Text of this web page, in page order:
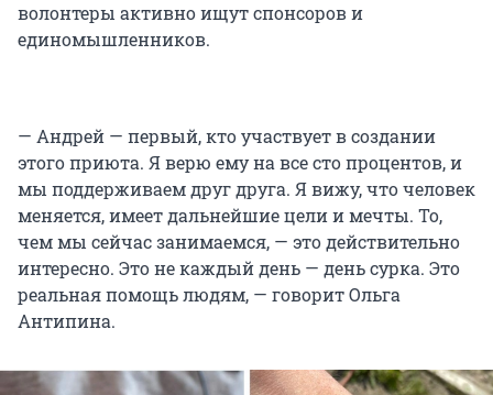
волонтеры активно ищут спонсоров и
единомышленников.
— Андрей — первый, кто участвует в создании
этого приюта. Я верю ему на все сто процентов, и
мы поддерживаем друг друга. Я вижу, что человек
меняется, имеет дальнейшие цели и мечты. То,
чем мы сейчас занимаемся, — это действительно
интересно. Это не каждый день — день сурка. Это
реальная помощь людям, — говорит Ольга
Антипина.